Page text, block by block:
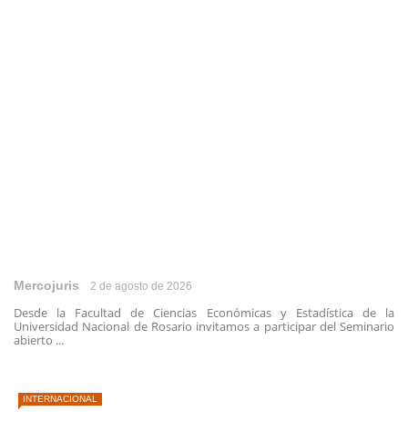
Mercojuris 2 de agosto de 2026
Desde la Facultad de Ciencias Económicas y Estadística de la
Universidad Nacional de Rosario invitamos a participar del Seminario
abierto ...
INTERNACIONAL